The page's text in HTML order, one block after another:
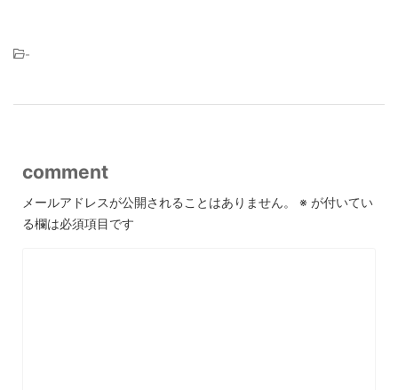
-
comment
メールアドレスが公開されることはありません。 ※ が付いてい
る欄は必須項目です